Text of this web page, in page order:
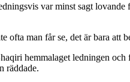
var minst sagt lovande
ofta man får se, det är bara att
hemmalaget ledningen
räddade.